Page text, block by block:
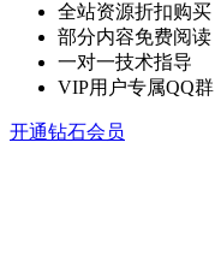
全站资源折扣购买
部分内容免费阅读
一对一技术指导
VIP用户专属QQ群
开通钻石会员